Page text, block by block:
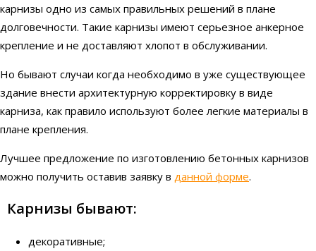
карнизы одно из самых правильных решений в плане
долговечности. Такие карнизы имеют серьезное анкерное
крепление и не доставляют хлопот в обслуживании.
Но бывают случаи когда необходимо в уже существующее
здание внести архитектурную корректировку в виде
карниза, как правило используют более легкие материалы в
плане крепления.
Лучшее предложение по изготовлению бетонных карнизов
можно получить оставив заявку в данной форме.
Карнизы бывают:
декоративные;